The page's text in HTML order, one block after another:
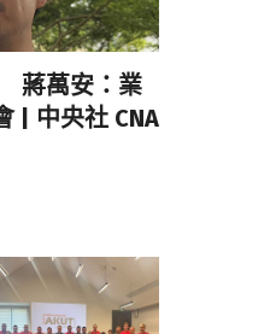
蔣萬安：業
| 中央社 CNA